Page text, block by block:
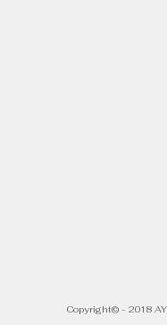
Copyright© - 2018